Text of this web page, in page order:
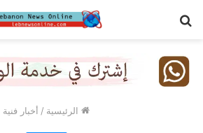
الرئيسية / أخبار فنية